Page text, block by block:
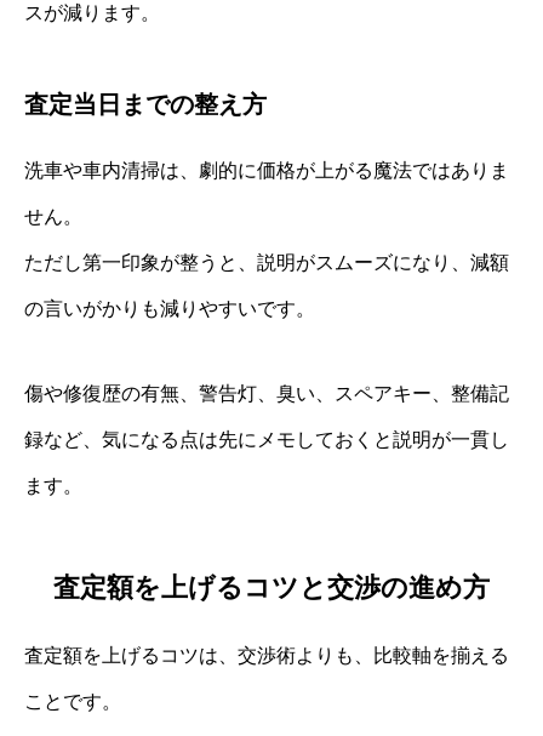
スが減ります。
査定当日までの整え方
洗車や車内清掃は、劇的に価格が上がる魔法ではありま
せん。
ただし第一印象が整うと、説明がスムーズになり、減額
の言いがかりも減りやすいです。
傷や修復歴の有無、警告灯、臭い、スペアキー、整備記
録など、気になる点は先にメモしておくと説明が一貫し
ます。
査定額を上げるコツと交渉の進め方
査定額を上げるコツは、交渉術よりも、比較軸を揃える
ことです。